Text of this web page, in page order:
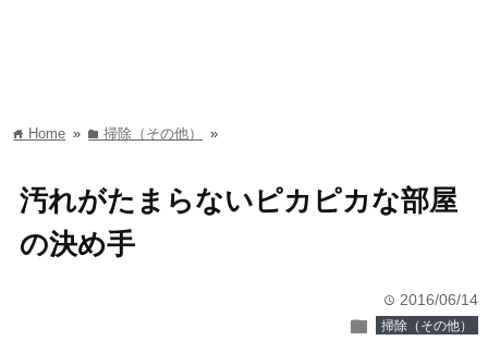
home Home » folder掃除（その他） »
汚れがたまらないピカピカな部屋
の決め手
time 2016/06/14
folder 掃除（その他）